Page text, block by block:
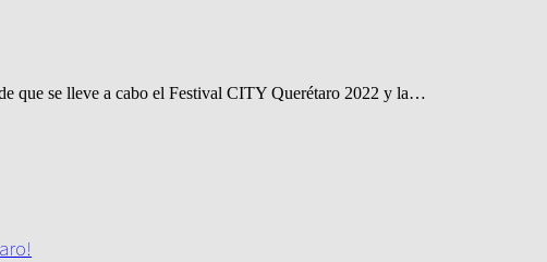
que se lleve a cabo el Festival CITY Querétaro 2022 y la…